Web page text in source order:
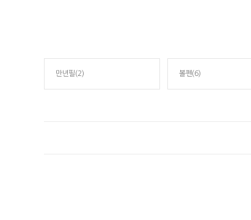
만년필(2) 볼펜(6)